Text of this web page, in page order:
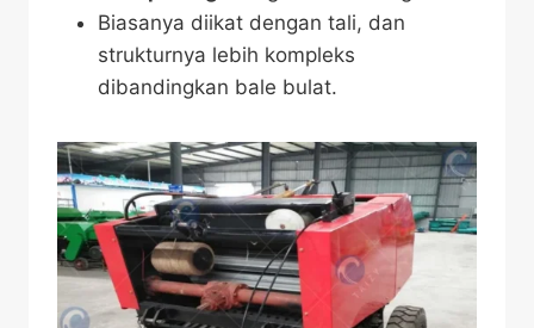
Biasanya diikat dengan tali, dan
strukturnya lebih kompleks
dibandingkan bale bulat.